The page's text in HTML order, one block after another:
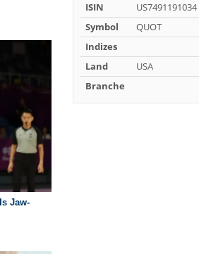
ISIN
US7491191034
Symbol
QUOT
Indizes
Land
USA
Branche